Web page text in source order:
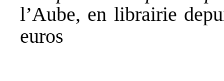
l’Aube, en librairie
euros